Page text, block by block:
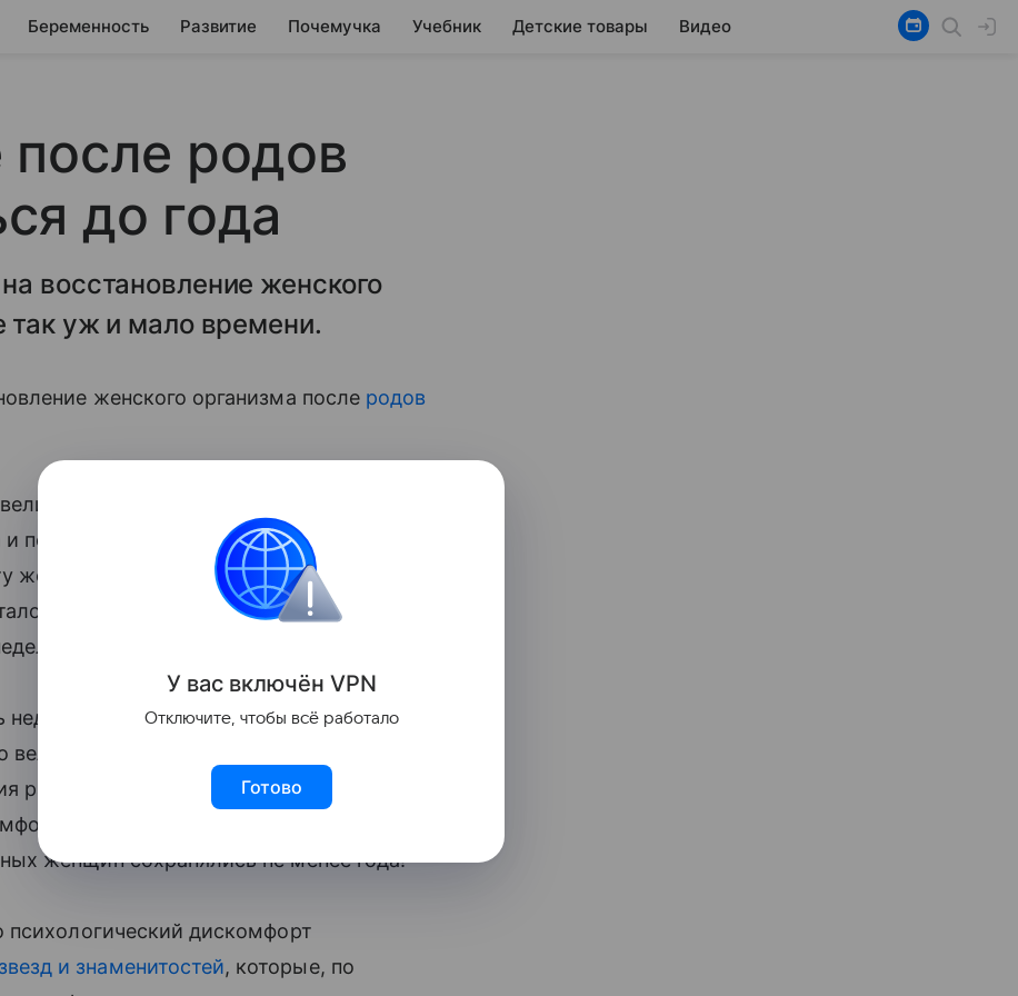
Беременность Развитие Почемучка Учебник Детские товары Видео
после родов
до года
восстановление женского
так уж и мало времени.
женского организма после родов
исследование среди молодых мам,
полгода назад. Целью исследования
форму, в которой находились до
что
на возвращение в предродовую
недель после родов большинство
себя чувствуют. Их
различной природы, многие женщины
Симптомы физиологического и
женщин сохранялись не менее года!
дискомфорт
и знаменитостей, которые, по
У вас включён VPN
Отключите, чтобы всё работало
Готово